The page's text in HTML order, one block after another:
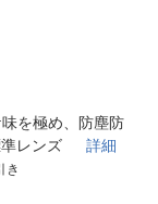
を極め、防塵防
準レンズ 詳細
き